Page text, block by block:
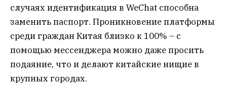
случаях идентификация в WeChat способна
заменить паспорт. Проникновение платформы
среди граждан Китая близко к 100% – с
помощью мессенджера можно даже просить
подаяние, что и делают китайские нищие в
крупных городах.